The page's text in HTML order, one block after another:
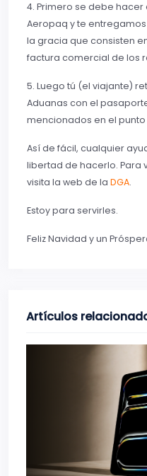
4. Primero se debe
Aeropaq y te
la gracia que consisten
factura comercial de los
5. Luego tú (el viajante)
Aduanas con el
mencionados en el punto
Así de fácil, cualquier
libertad de hacerlo. Para
visita la web de la DGA.
Estoy para servirles.
Feliz Navidad y un
Artículos